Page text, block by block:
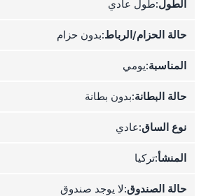
الطول:طول عادي
حالة الحزام/الرباط:بدون حزام
المناسبة:يومي
حالة البطانة:بدون بطانة
نوع الساق:عادي
المنشأ:تركيا
حالة الصندوق:لا يوجد صندوق